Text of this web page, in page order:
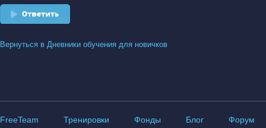
Ответить
Вернуться в Дневники обучения для новичков
FreeTeam Тренировки Фонды Блог Форум